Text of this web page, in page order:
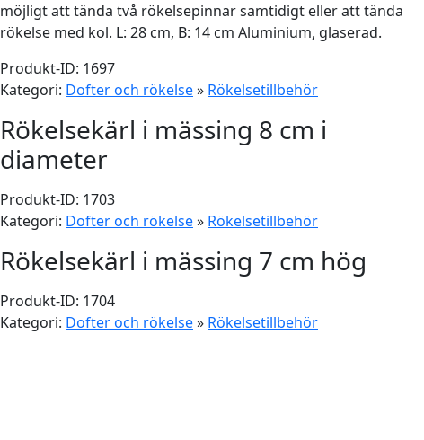
möjligt att tända två rökelsepinnar samtidigt eller att tända
rökelse med kol. L: 28 cm, B: 14 cm Aluminium, glaserad.
Produkt-ID: 1697
Kategori: Dofter och rökelse» Rökelsetillbehör
Rökelsekärl i mässing 8 cm i
diameter
Produkt-ID: 1703
Kategori: Dofter och rökelse» Rökelsetillbehör
Rökelsekärl i mässing 7 cm hög
Produkt-ID: 1704
Kategori: Dofter och rökelse» Rökelsetillbehör